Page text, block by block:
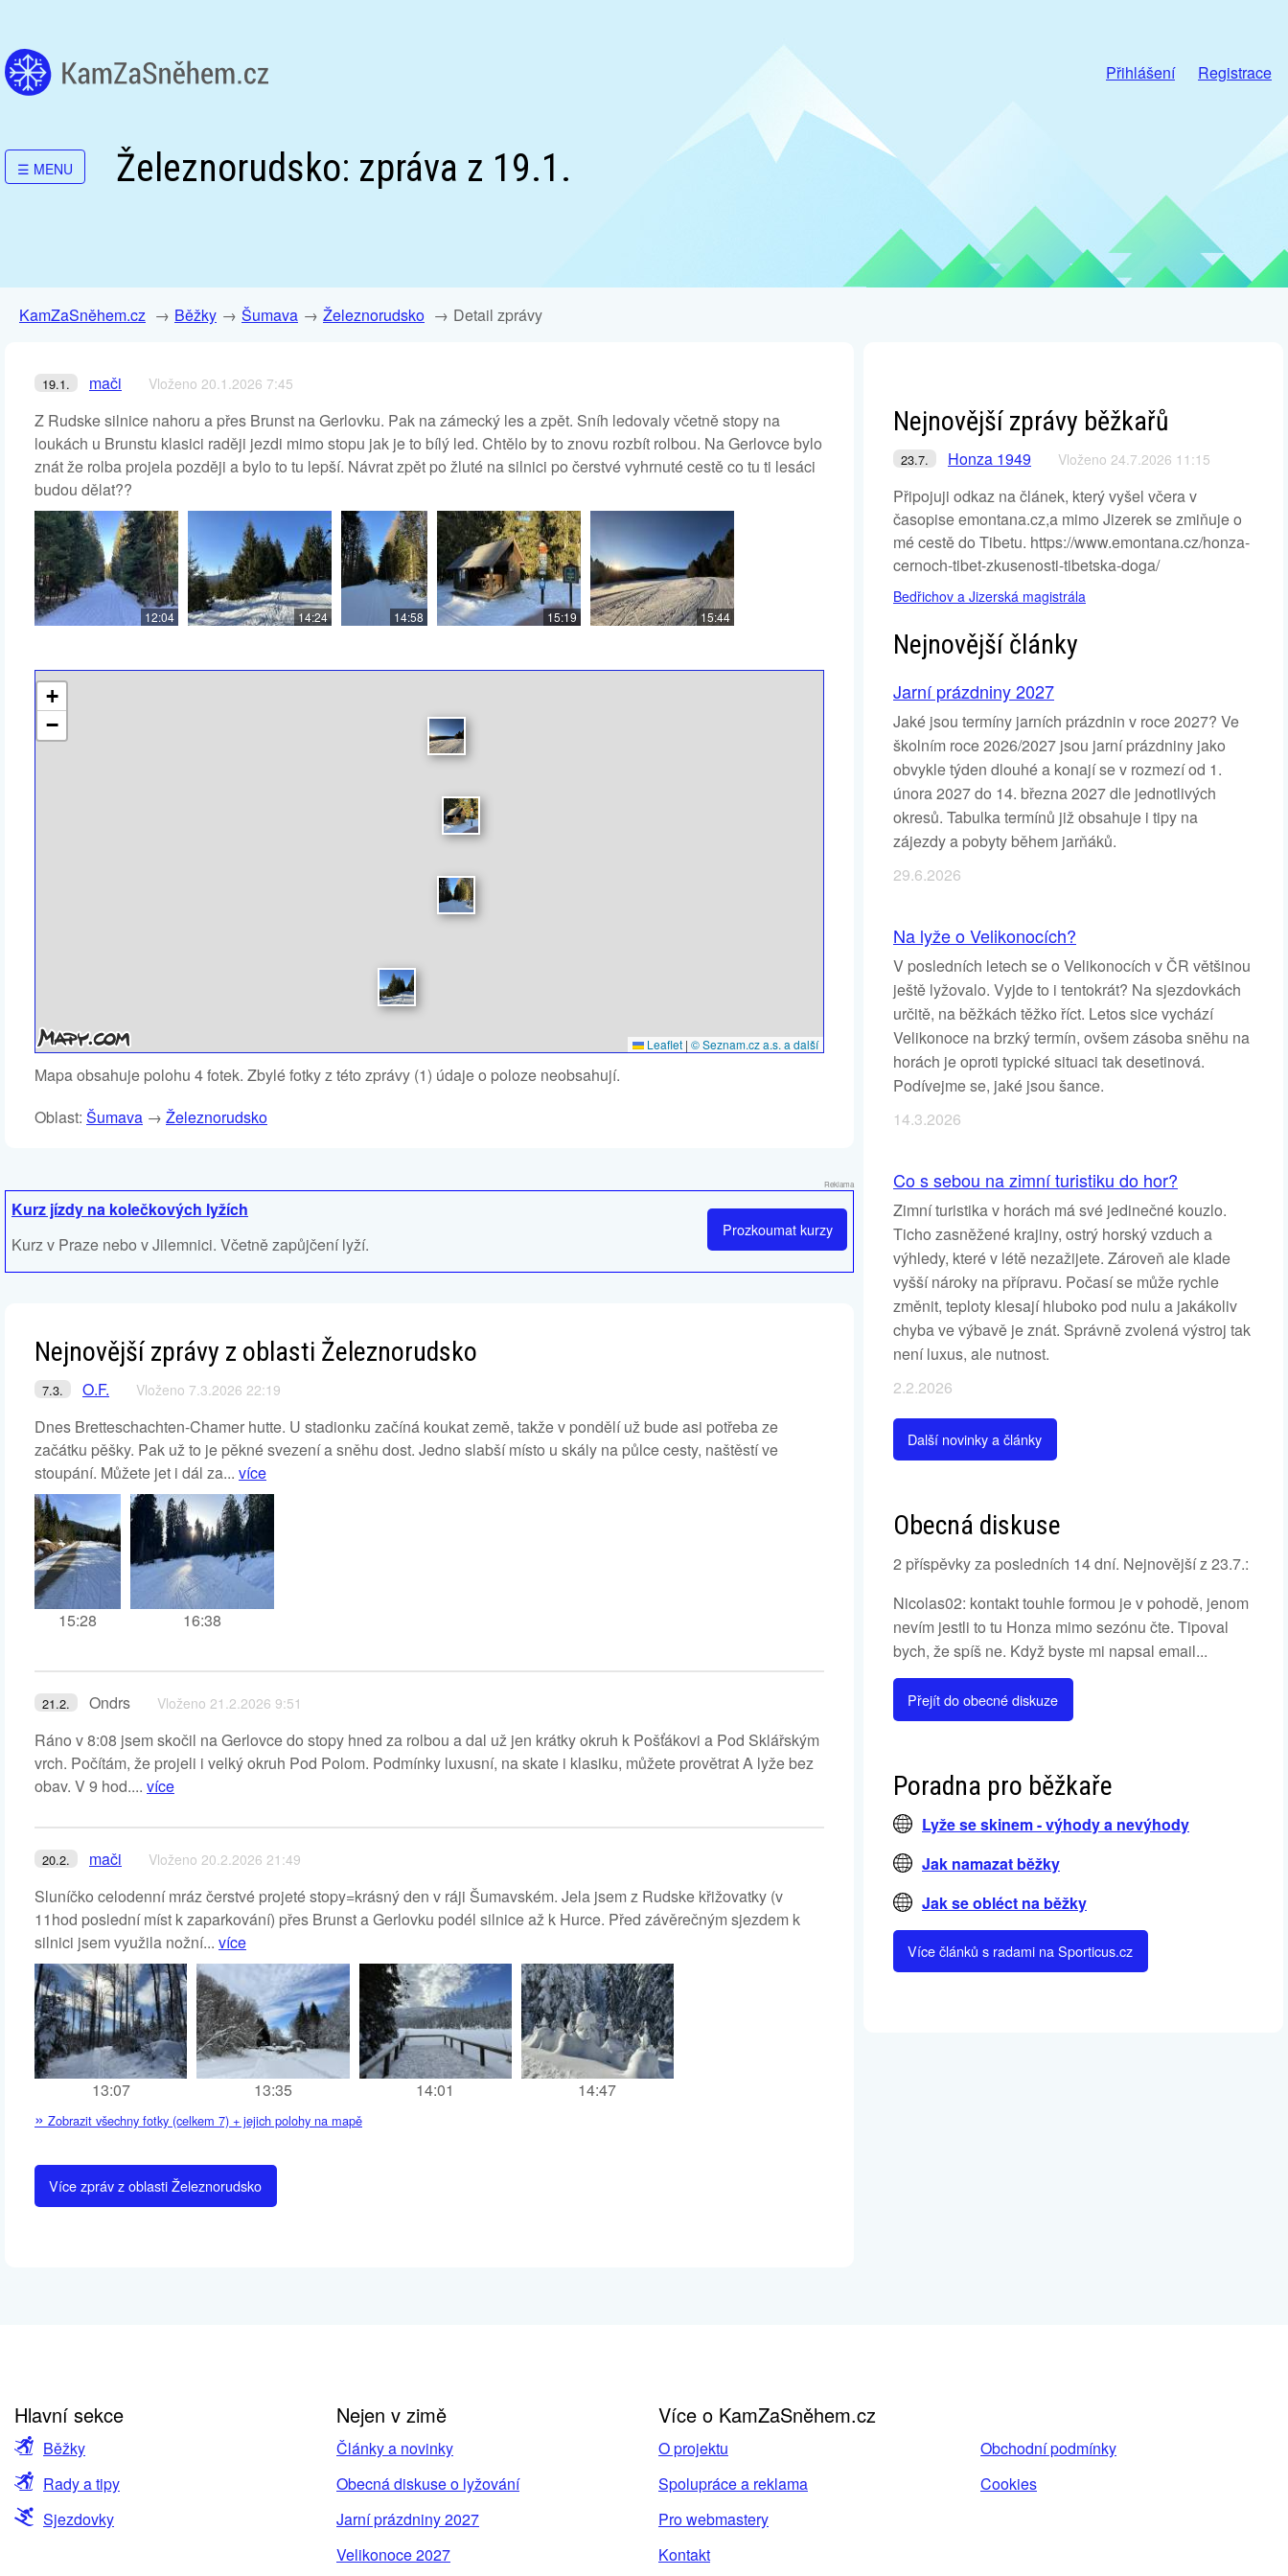
Přihlášení Registrace
☰ MENU Železnorudsko: zpráva z 19.1.
KamZaSněhem.cz Běžky Šumava Železnorudsko Detail zprávy
19.1. mači Vloženo 20.1.2026 7:45
Z Rudske silnice nahoru a přes Brunst na Gerlovku. Pak na zámecký les a zpět. Sníh ledovaly včetně stopy na
loukách u Brunstu klasici raději jezdi mimo stopu jak je to bílý led. Chtělo by to znovu rozbít rolbou. Na Gerlovce bylo
znát že rolba projela později a bylo to tu lepší. Návrat zpět po žluté na silnici po čerstvé vyhrnuté cestě co tu ti lesáci
budou dělat??
12:04 14:24 14:58 15:19 15:44
+
−
Leaflet | © Seznam.cz a.s. a další
Mapa obsahuje polohu 4 fotek. Zbylé fotky z této zprávy (1) údaje o poloze neobsahují.
Oblast: Šumava → Železnorudsko
Reklama
Prozkoumatkurzy
Kurz jízdy na kolečkových lyžích
Kurz v Praze nebo v Jilemnici. Včetně zapůjčení lyží.
Nejnovější zprávy z oblasti Železnorudsko
7.3. O.F. Vloženo 7.3.2026 22:19
Dnes Bretteschachten-Chamer hutte. U stadionku začíná koukat země, takže v pondělí už bude asi potřeba ze
začátku pěšky. Pak už to je pěkné svezení a sněhu dost. Jedno slabší místo u skály na půlce cesty, naštěstí ve
stoupání. Můžete jet i dál za... více
15:28 16:38
21.2. Ondrs Vloženo 21.2.2026 9:51
Ráno v 8:08 jsem skočil na Gerlovce do stopy hned za rolbou a dal už jen krátky okruh k Pošťákovi a Pod Sklářským
vrch. Počítám, že projeli i velký okruh Pod Polom. Podmínky luxusní, na skate i klasiku, můžete provětrat A lyže bez
obav. V 9 hod.... více
20.2. mači Vloženo 20.2.2026 21:49
Sluníčko celodenní mráz čerstvé projeté stopy=krásný den v ráji Šumavském. Jela jsem z Rudske křižovatky (v
11hod poslední míst k zaparkování) přes Brunst a Gerlovku podél silnice až k Hurce. Před závěrečným sjezdem k
silnici jsem využila nožní... více
13:07 13:35 14:01 14:47
» Zobrazit všechny fotky (celkem 7) + jejich polohy na mapě
Více zpráv z oblasti Železnorudsko
Nejnovější zprávy běžkařů
23.7. Honza 1949 Vloženo 24.7.2026 11:15
Připojuji odkaz na článek, který vyšel včera v
časopise emontana.cz,a mimo Jizerek se zmiňuje o
mé cestě do Tibetu. https://www.emontana.cz/honza-
cernoch-tibet-zkusenosti-tibetska-doga/
Bedřichov a Jizerská magistrála
Nejnovější články
Jarní prázdniny 2027
Jaké jsou termíny jarních prázdnin v roce 2027? Ve
školním roce 2026/2027 jsou jarní prázdniny jako
obvykle týden dlouhé a konají se v rozmezí od 1.
února 2027 do 14. března 2027 dle jednotlivých
okresů. Tabulka termínů již obsahuje i tipy na
zájezdy a pobyty během jarňáků.
29.6.2026
Na lyže o Velikonocích?
V posledních letech se o Velikonocích v ČR většinou
ještě lyžovalo. Vyjde to i tentokrát? Na sjezdovkách
určitě, na běžkách těžko říct. Letos sice vychází
Velikonoce na brzký termín, ovšem zásoba sněhu na
horách je oproti typické situaci tak desetinová.
Podívejme se, jaké jsou šance.
14.3.2026
Co s sebou na zimní turistiku do hor?
Zimní turistika v horách má své jedinečné kouzlo.
Ticho zasněžené krajiny, ostrý horský vzduch a
výhledy, které v létě nezažijete. Zároveň ale klade
vyšší nároky na přípravu. Počasí se může rychle
změnit, teploty klesají hluboko pod nulu a jakákoliv
chyba ve výbavě je znát. Správně zvolená výstroj tak
není luxus, ale nutnost.
2.2.2026
Další novinky a články
Obecná diskuse
2 příspěvky za posledních 14 dní. Nejnovější z 23.7.:
Nicolas02: kontakt touhle formou je v pohodě, jenom
nevím jestli to tu Honza mimo sezónu čte. Tipoval
bych, že spíš ne. Když byste mi napsal email...
Přejít do obecné diskuze
Poradna pro běžkaře
Lyže se skinem - výhody a nevýhody
Jak namazat běžky
Jak se obléct na běžky
Více článků s radami na Sporticus.cz
Hlavní sekce
Běžky
Rady a tipy
Sjezdovky
Nejen v zimě
Články a novinky
Obecná diskuse o lyžování
Jarní prázdniny 2027
Velikonoce 2027
Více o KamZaSněhem.cz
O projektu
Spolupráce a reklama
Pro webmastery
Kontakt
Obchodní podmínky
Cookies